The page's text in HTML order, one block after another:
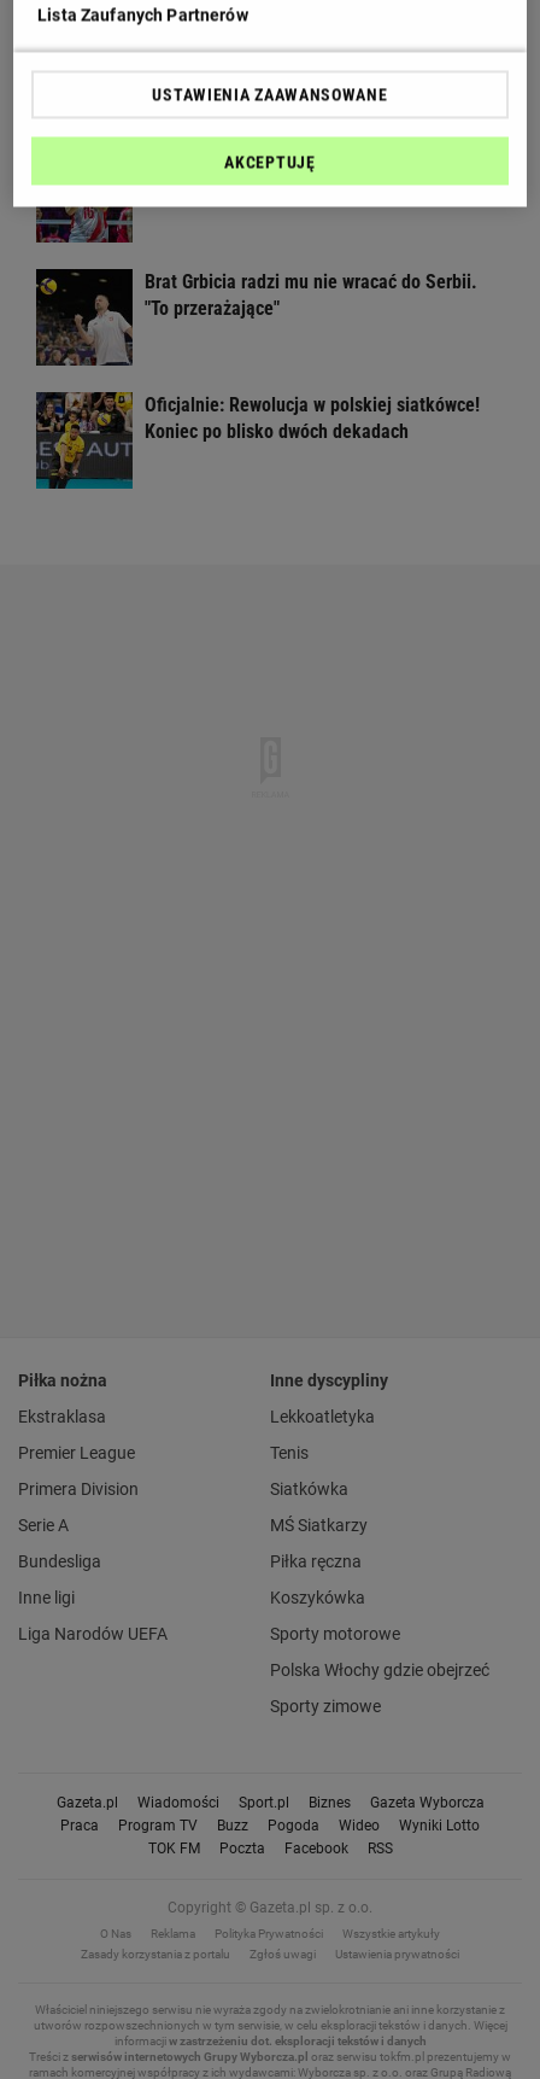
Rosja wraca, ale do Polski nie przyleci.
Polscy siatkarze reagują. "Nie rozumiem"
Brat Grbicia radzi mu nie wracać do Serbii.
"To przerażające"
Oficjalnie: Rewolucja w polskiej siatkówce!
Koniec po blisko dwóch dekadach
Piłka nożna
Ekstraklasa
Premier League
Primera Division
Serie A
Bundesliga
Inne ligi
Liga Narodów UEFA
Inne dyscypliny
Lekkoatletyka
Tenis
Siatkówka
MŚ Siatkarzy
Piłka ręczna
Koszykówka
Sporty motorowe
Polska Włochy gdzie obejrzeć
Sporty zimowe
Gazeta.pl Wiadomości Sport.pl Biznes
Gazeta Wyborcza
Praca
Program TV Buzz Pogoda Wideo
Wyniki Lotto
TOK FM
Poczta Facebook RSS
Copyright © Gazeta.pl sp. z o.o.
O Nas Reklama Polityka Prywatności
Wszystkie artykuły
Zasady korzystania z portalu
Zgłoś uwagi Ustawienia prywatności
Właściciel niniejszego serwisu nie wyraża zgody na zwielokrotnianie ani inne korzystanie z
utworów rozpowszechnionych w tym serwisie, w celu eksploracji tekstów i danych. Więcej
informacjiw zastrzeżeniu dot. eksploracji tekstów i danych
Treści zserwisów internetowych Grupy Wyborcza.pl oraz serwisu tokfm.pl prezentujemy w
ramach komercyjnej współpracy z ich wydawcami: Wyborcza sp. z o.o. oraz Grupą Radiową
Lista Zaufanych Partnerów
USTAWIENIA ZAAWANSOWANE
AKCEPTUJĘ